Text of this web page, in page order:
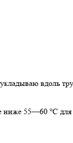
вдоль
55—60 °C для